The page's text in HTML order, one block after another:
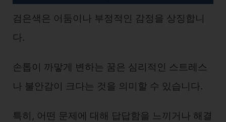
검은색은 어둠이나 부정적인 감정을 상징합니
다.
손톱이 까맣게 변하는 꿈은 심리적인 스트레스
나 불안감이 크다는 것을 의미할 수 있습니다.
특히, 어떤 문제에 대해 답답함을 느끼거나 해결